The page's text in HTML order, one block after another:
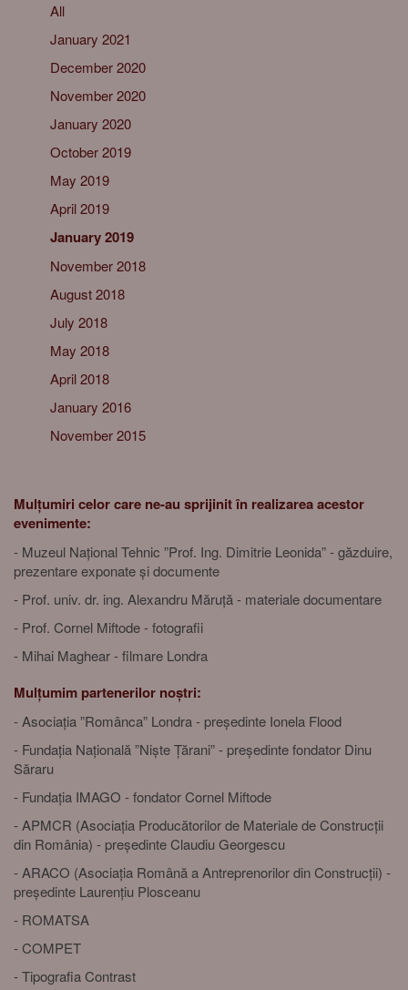
All
January 2021
December 2020
November 2020
January 2020
October 2019
May 2019
April 2019
January 2019
November 2018
August 2018
July 2018
May 2018
April 2018
January 2016
November 2015
Mulțumiri celor care ne-au sprijinit în realizarea acestor
evenimente:
- Muzeul Național Tehnic ”Prof. Ing. Dimitrie Leonida” - găzduire,
prezentare exponate și documente
- Prof. univ. dr. ing. Alexandru Măruță - materiale documentare
- Prof. Cornel Miftode - fotografii
- Mihai Maghear - filmare Londra
Mulțumim partenerilor noștri:
- Asociația ”Românca” Londra - președinte Ionela Flood
- Fundația Națională ”Niște Țărani” - președinte fondator Dinu
Săraru
- Fundația IMAGO - fondator Cornel Miftode
- APMCR (Asociația Producătorilor de Materiale de Construcții
din România) - președinte Claudiu Georgescu
- ARACO (Asociația Română a Antreprenorilor din Construcții) -
președinte Laurențiu Plosceanu
- ROMATSA
- COMPET
- Tipografia Contrast